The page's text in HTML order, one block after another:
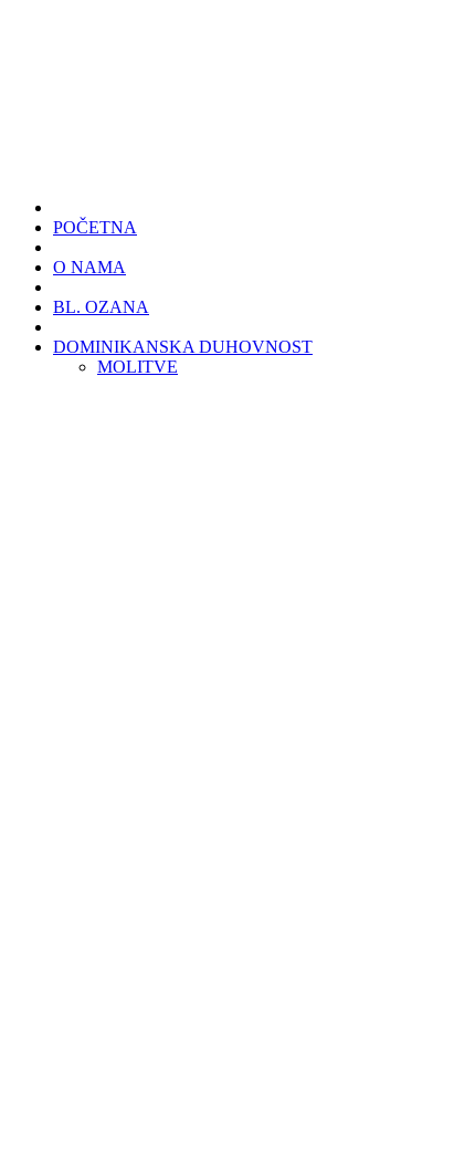
POČETNA
O NAMA
BL. OZANA
DOMINIKANSKA DUHOVNOST
MOLITVE